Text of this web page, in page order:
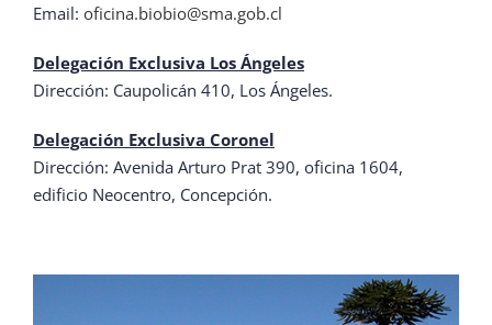
Email: oficina.biobio@sma.gob.cl
Delegación Exclusiva Los Ángeles
Dirección: Caupolicán 410, Los Ángeles.
Delegación Exclusiva Coronel
Dirección: Avenida Arturo Prat 390, oficina 1604,
edificio Neocentro, Concepción.